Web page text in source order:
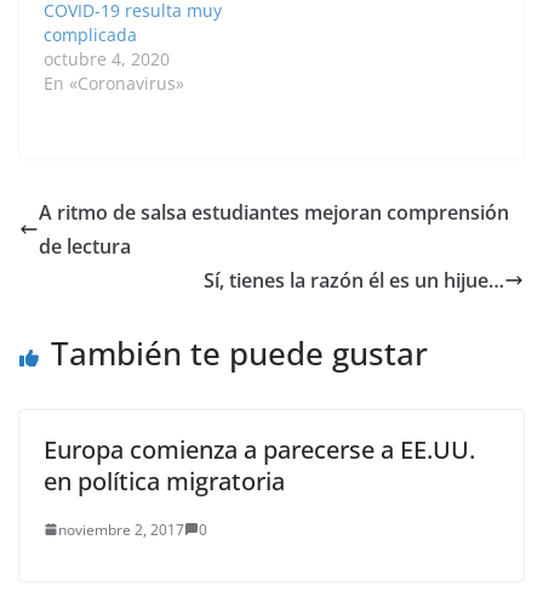
COVID-19 resulta muy
complicada
octubre 4, 2020
En «Coronavirus»
A ritmo de salsa estudiantes mejoran comprensión
de lectura
Sí, tienes la razón él es un hijue…
También te puede gustar
Europa comienza a parecerse a EE.UU.
en política migratoria
noviembre 2, 2017 0